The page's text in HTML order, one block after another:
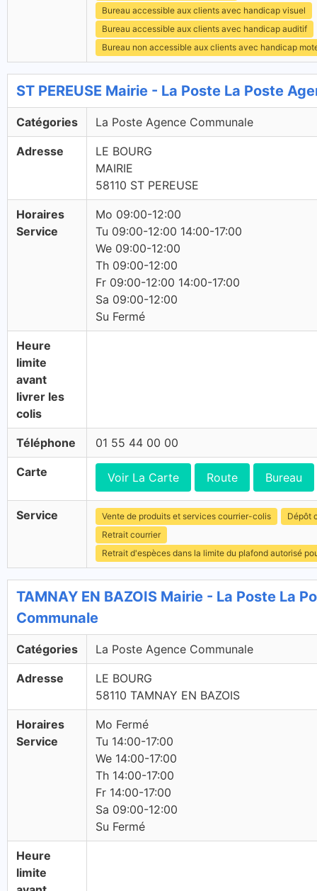
Bureau accessible aux clients avec handicap visuel
Bureau accessible aux clients avec handicap auditif
Bureau non accessible aux clients avec handicap
ST PEREUSE Mairie - La Poste La Poste
Catégories La Poste Agence Communale
Adresse
LE BOURG
MAIRIE
58110 ST PEREUSE
Horaires
Service
Mo 09:00-12:00
Tu 09:00-12:00 14:00-17:00
We 09:00-12:00
Th 09:00-12:00
Fr 09:00-12:00 14:00-17:00
Sa 09:00-12:00
Su Fermé
Heure
limite
avant
livrer les
colis
Téléphone 01 55 44 00 00
Carte Voir La Carte Route Bureau
Service Vente de produits et services courrier-colis
Dépôt
Retrait courrier
Retrait d'espèces dans la limite du plafond autorisé
TAMNAY EN BAZOIS Mairie - La Poste La
Communale
Catégories La Poste Agence Communale
Adresse
LE BOURG
58110 TAMNAY EN BAZOIS
Horaires
Service
Mo Fermé
Tu 14:00-17:00
We 14:00-17:00
Th 14:00-17:00
Fr 14:00-17:00
Sa 09:00-12:00
Su Fermé
Heure
limite